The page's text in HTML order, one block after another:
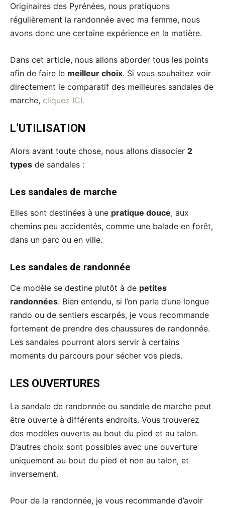
Originaires des Pyrénées, nous pratiquons
régulièrement la randonnée avec ma femme, nous
avons donc une certaine expérience en la matière.
Dans cet article, nous allons aborder tous les points
afin de faire le meilleur choix. Si vous souhaitez voir
directement le comparatif des meilleures sandales de
marche, cliquez ICI.
L’UTILISATION
Alors avant toute chose, nous allons dissocier 2
types de sandales :
Les sandales de marche
Elles sont destinées à une pratique douce, aux
chemins peu accidentés, comme une balade en forêt,
dans un parc ou en ville.
Les sandales de randonnée
Ce modèle se destine plutôt à de petites
randonnées. Bien entendu, si l’on parle d’une longue
rando ou de sentiers escarpés, je vous recommande
fortement de prendre des chaussures de randonnée.
Les sandales pourront alors servir à certains
moments du parcours pour sécher vos pieds.
LES OUVERTURES
La sandale de randonnée ou sandale de marche peut
être ouverte à différents endroits. Vous trouverez
des modèles ouverts au bout du pied et au talon.
D’autres choix sont possibles avec une ouverture
uniquement au bout du pied et non au talon, et
inversement.
Pour de la randonnée, je vous recommande d’avoir